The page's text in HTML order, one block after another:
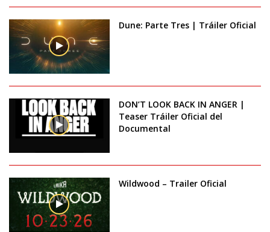
Dune: Parte Tres | Tráiler Oficial
DON’T LOOK BACK IN ANGER |
Teaser Tráiler Oficial del
Documental
Wildwood – Trailer Oficial